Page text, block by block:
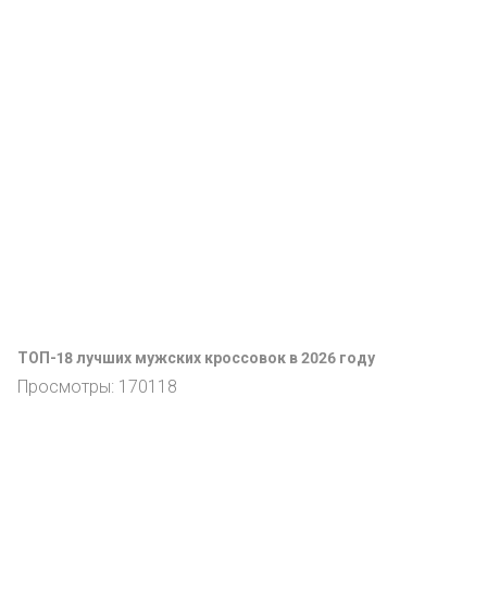
ТОП-18 лучших мужских кроссовок в 2026 году
Просмотры: 170118